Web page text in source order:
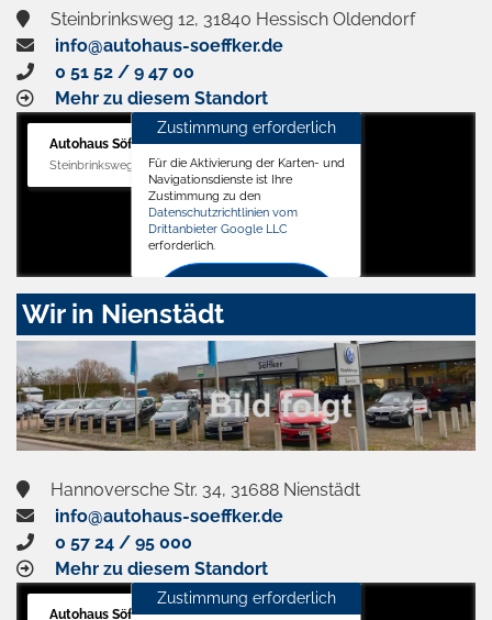
Steinbrinksweg 12, 31840 Hessisch Oldendorf
info@autohaus-soeffker.de
0 51 52 / 9 47 00
Mehr zu diesem Standort
Autohaus Söffker GmbH
Steinbrinksweg 12, 31840 Hessisch Oldendorf
Zustimmung erforderlich
Für die Aktivierung der Karten- und
Navigationsdienste ist Ihre
Zustimmung zu den
Datenschutzrichtlinien vom
Drittanbieter Google LLC
erforderlich.
Zustimmen
aktivieren
Wir in Nienstädt
Hannoversche Str. 34, 31688 Nienstädt
info@autohaus-soeffker.de
0 57 24 / 95 000
Mehr zu diesem Standort
Autohaus Söffker GmbH
Zustimmung erforderlich